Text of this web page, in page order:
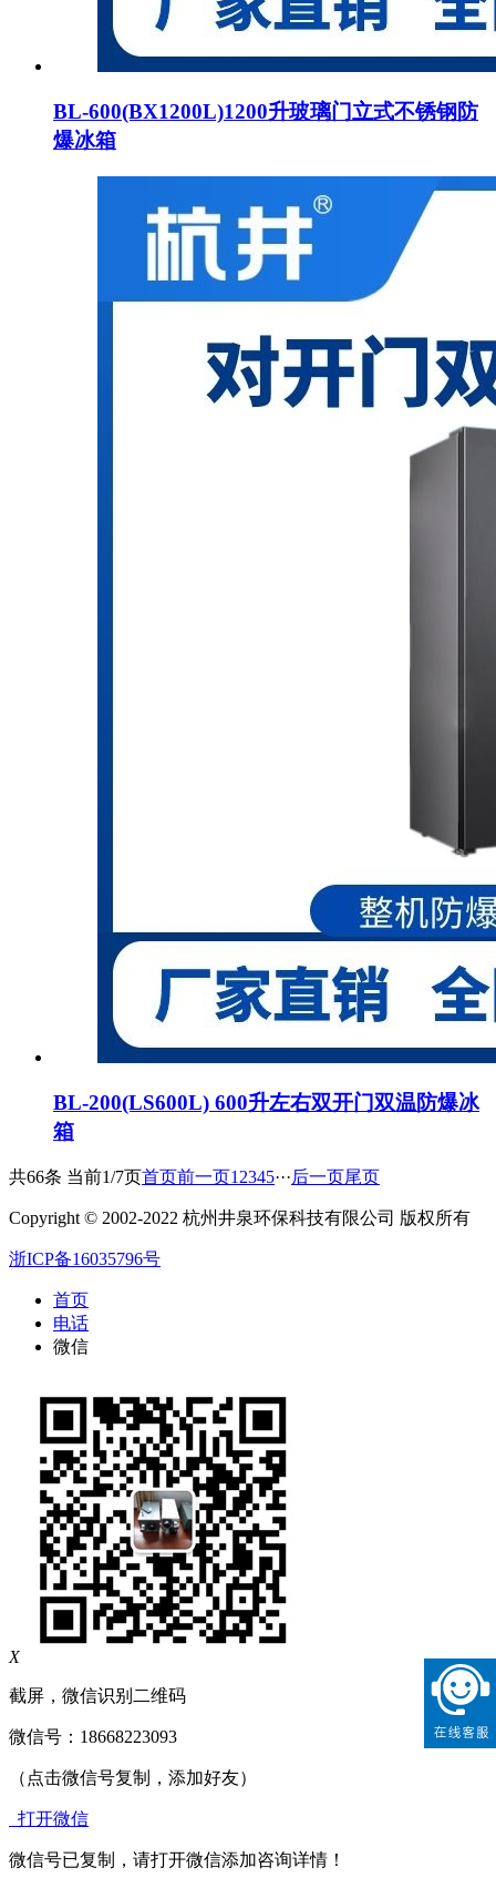
BL-600(BX1200L)1200升玻璃门立式不锈钢防
爆冰箱
BL-200(LS600L) 600升左右双开门双温防爆冰
箱
共66条 当前1/7页首页前一页1 2345···后一页尾页
Copyright © 2002-2022 杭州井泉环保科技有限公司 版权所有
浙ICP备16035796号
首页
电话
微信
X
截屏，微信识别二维码
微信号： 18668223093
（点击微信号复制，添加好友）
打开微信
微信号已复制，请打开微信添加咨询详情！